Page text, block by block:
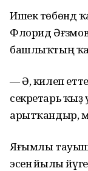
Ишек төбөндә
Флорид
башлыҡтың
— Ә, килеп
секретарь
арытҡандыр,
Яғымлы
эсенә йылы